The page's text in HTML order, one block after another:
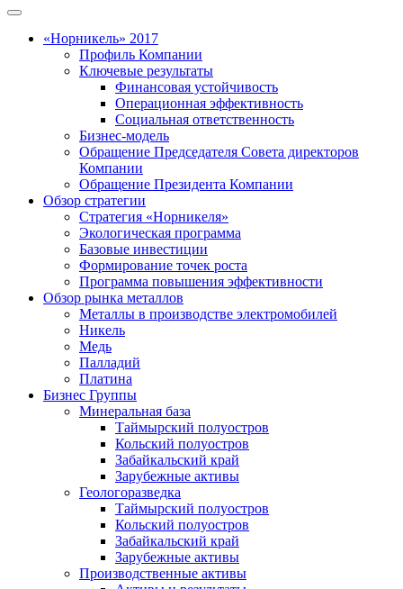
«Норникель» 2017
Профиль Компании
Ключевые результаты
Финансовая устойчивость
Операционная эффективность
Социальная ответственность
Бизнес-модель
Обращение Председателя Совета директоров
Компании
Обращение Президента Компании
Обзор стратегии
Стратегия «Норникеля»
Экологическая программа
Базовые инвестиции
Формирование точек роста
Программа повышения эффективности
Обзор рынка металлов
Металлы в производстве электромобилей
Никель
Медь
Палладий
Платина
Бизнес Группы
Минеральная база
Таймырский полуостров
Кольский полуостров
Забайкальский край
Зарубежные активы
Геологоразведка
Таймырский полуостров
Кольский полуостров
Забайкальский край
Зарубежные активы
Производственные активы